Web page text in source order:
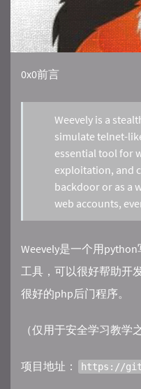
0x0前言
Weevely is a
simulate telnet-
essential tool for
exploitation, and
backdoor or as a
web accounts,
Weevely是一个用
工具，可以很好帮助开
很好的php后门程序。
（仅用于安全学习教学
项目地址： https://